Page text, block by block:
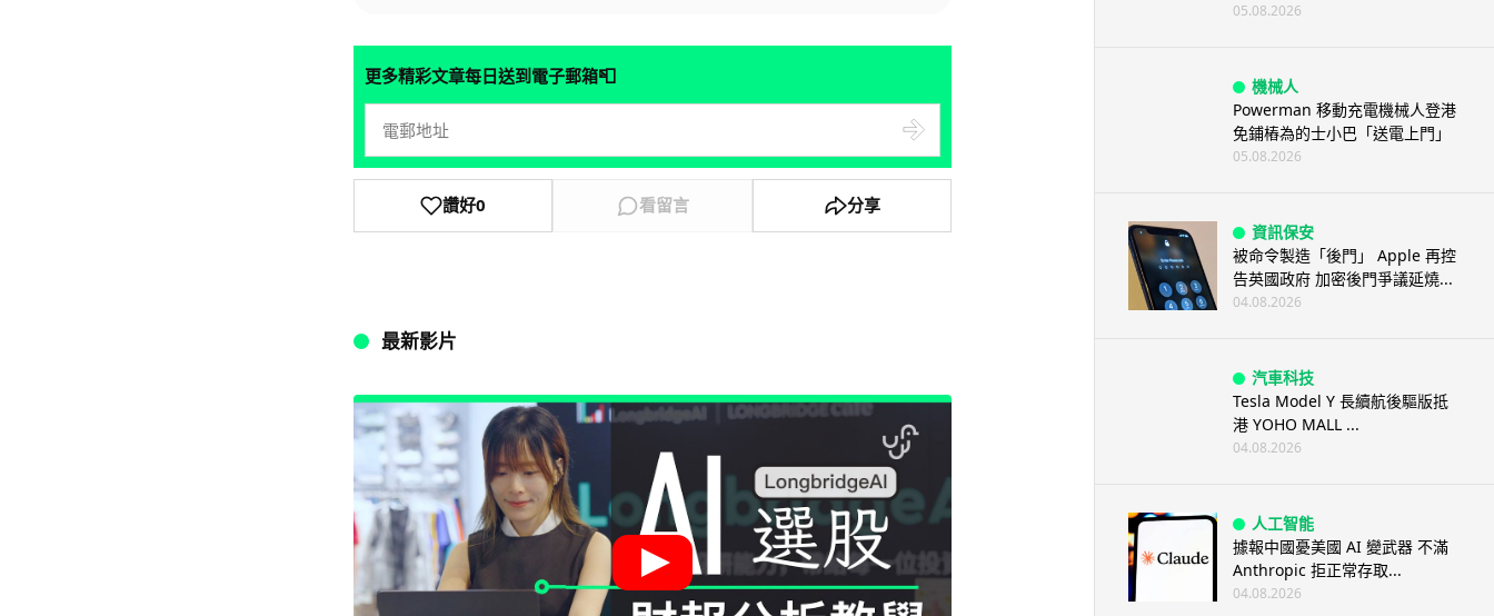
更多精彩文章每日送到電子郵箱📮
讚好0 看留言 分享
最新影片
05.08.2026
機械人
Powerman 移動充電機械人登港
免鋪樁為的士小巴「送電上門」
05.08.2026
資訊保安
被命令製造「後門」 Apple 再控
告英國政府 加密後門爭議延燒...
04.08.2026
汽車科技
Tesla Model Y 長續航後驅版抵
港 YOHO MALL ...
04.08.2026
人工智能
據報中國憂美國 AI 變武器 不滿
Anthropic 拒正常存取...
04.08.2026